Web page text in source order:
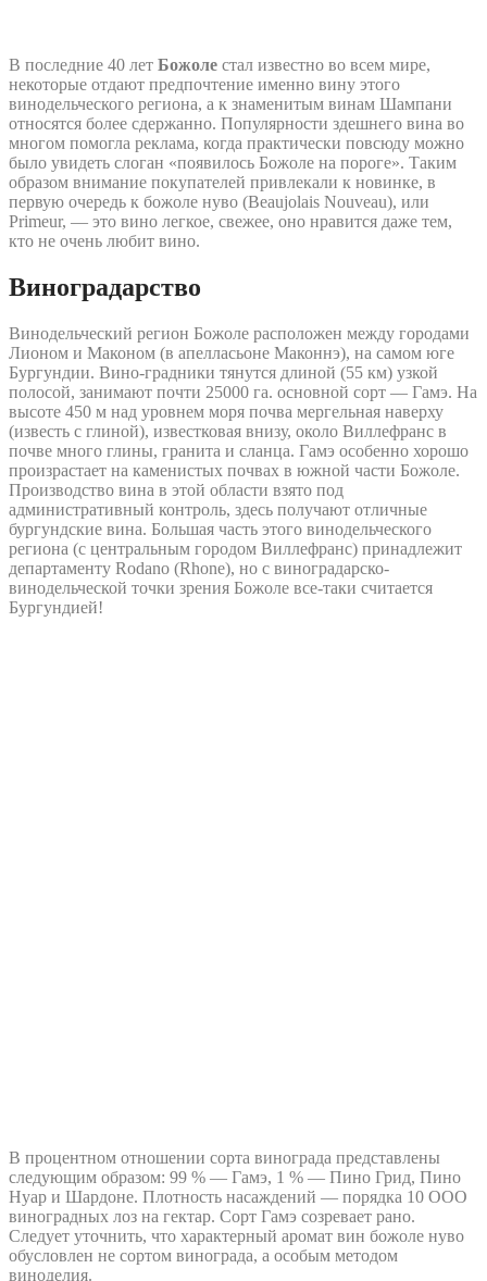
В последние 40 лет Божоле стал известно во всем мире,
некоторые отдают предпочтение именно вину этого
винодельческого региона, а к знаменитым винам Шампани
относятся более сдержанно. Популярности здешнего вина во
многом помогла реклама, когда практически повсюду можно
было увидеть слоган «появилось Божоле на пороге». Таким
образом внимание покупателей привлекали к новинке, в
первую очередь к божоле нуво (Beaujolais Nouveau), или
Primeur, — это вино легкое, свежее, оно нравится даже тем,
кто не очень любит вино.
Виноградарство
Винодельческий регион Божоле расположен между городами
Лионом и Маконом (в апелласьоне Маконнэ), на самом юге
Бургундии. Вино-градники тянутся длиной (55 км) узкой
полосой, занимают почти 25000 га. основной сорт — Гамэ. На
высоте 450 м над уровнем моря почва мергельная наверху
(известь с глиной), известковая внизу, около Виллефранс в
почве много глины, гранита и сланца. Гамэ особенно хорошо
произрастает на каменистых почвах в южной части Божоле.
Производство вина в этой области взято под
административный контроль, здесь получают отличные
бургундские вина. Большая часть этого винодельческого
региона (с центральным городом Виллефранс) принадлежит
департаменту Rodano (Rhone), но с виноградарско-
винодельческой точки зрения Божоле все-таки считается
Бургундией!
В процентном отношении сорта винограда представлены
следующим образом: 99 % — Гамэ, 1 % — Пино Грид, Пино
Нуар и Шардоне. Плотность насаждений — порядка 10 ООО
виноградных лоз на гектар. Сорт Гамэ созревает рано.
Следует уточнить, что характерный аромат вин божоле нуво
обусловлен не сортом винограда, а особым методом
виноделия.